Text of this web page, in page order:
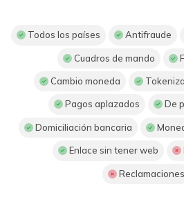
Todos los países Antifraude
Cuadros de mando
Cambio moneda
Pagos aplazados De
Domiciliación bancaria
Enlace sin tener web
Reclamaciones